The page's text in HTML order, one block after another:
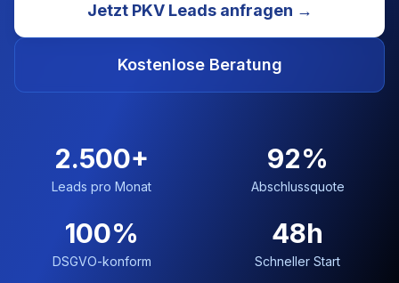
Jetzt PKV Leads anfragen →
Kostenlose Beratung
2.500+
Leads pro Monat
92%
Abschlussquote
100%
DSGVO-konform
48h
Schneller Start